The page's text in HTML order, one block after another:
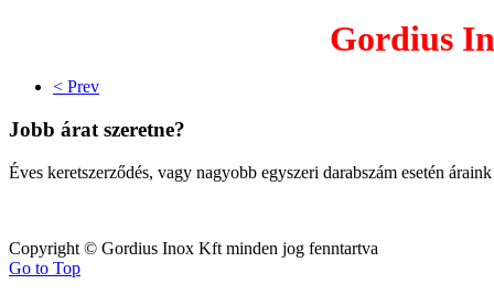
Gordius
< Prev
Jobb árat szeretne?
Éves keretszerződés, vagy nagyobb egyszeri darabszám esetén
Copyright © Gordius Inox Kft minden jog fenntartva
Go to Top